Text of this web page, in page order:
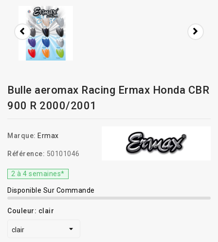
Bulle aeromax Racing Ermax Honda CBR
900 R 2000/2001
Marque: Ermax
Référence: 50101046
2 à 4 semaines*
Disponible Sur Commande
Couleur: clair